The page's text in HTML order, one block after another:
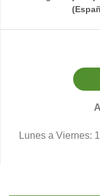
Lunes a Viernes: